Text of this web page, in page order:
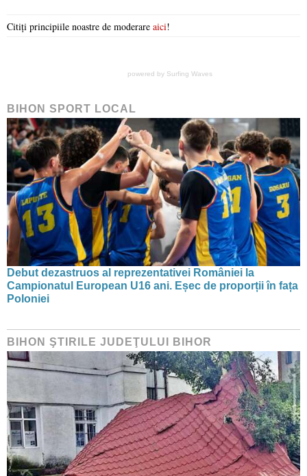
Citiți principiile noastre de moderare aici!
powered by Surfing Waves
BIHON SPORT LOCAL
Debut dezastruos al reprezentativei României la
Campionatul European U16 ani. Eșec de proporții în fața
Poloniei
BIHON ŞTIRILE JUDEŢULUI BIHOR